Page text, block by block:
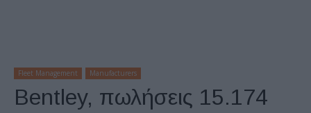
Fleet Management Manufacturers
Bentley, πωλήσεις 15.174